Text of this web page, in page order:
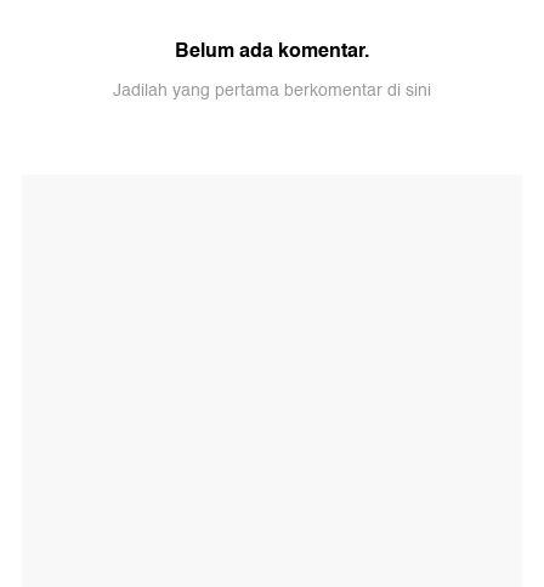
Belum ada komentar.
Jadilah yang pertama berkomentar di sini